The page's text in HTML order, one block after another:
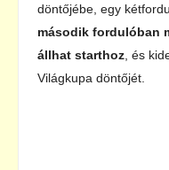
döntőjébe, egy
második fordulóban
állhat starthoz , és
Világkupa döntőjét.